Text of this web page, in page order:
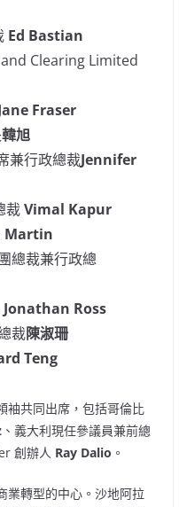
Ed Bastian
Clearing Limited
Fraser
韓旭
兼行政總裁Jennifer
裁Vimal Kapur
Martin
總裁兼行政總
Jonathan Ross
裁陳淑珊
Teng
袖共同出席，包括哥倫比
、義大利現任參議員兼前總
創辦人 Ray Dalio 。
業轉型的中心。沙地阿拉